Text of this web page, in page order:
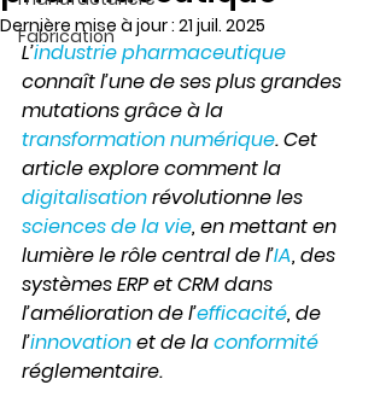
Fabrication
Dernière mise à jour : 21 juil. 2025
L’industrie pharmaceutique
connaît l’une de ses plus grandes
mutations grâce à la
transformation numérique. Cet
article explore comment la
digitalisation révolutionne les
sciences de la vie, en mettant en
lumière le rôle central de l’IA, des
systèmes ERP et CRM dans
l’amélioration de l’efficacité, de
l’innovation et de la conformité
réglementaire.